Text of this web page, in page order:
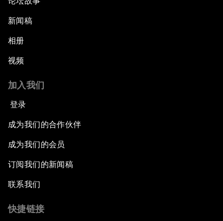
新闻稿
相册
视频
加入我们
登录
成为我们的合作伙伴
成为我们的会员
订阅我们的新闻稿
联系我们
快捷链接